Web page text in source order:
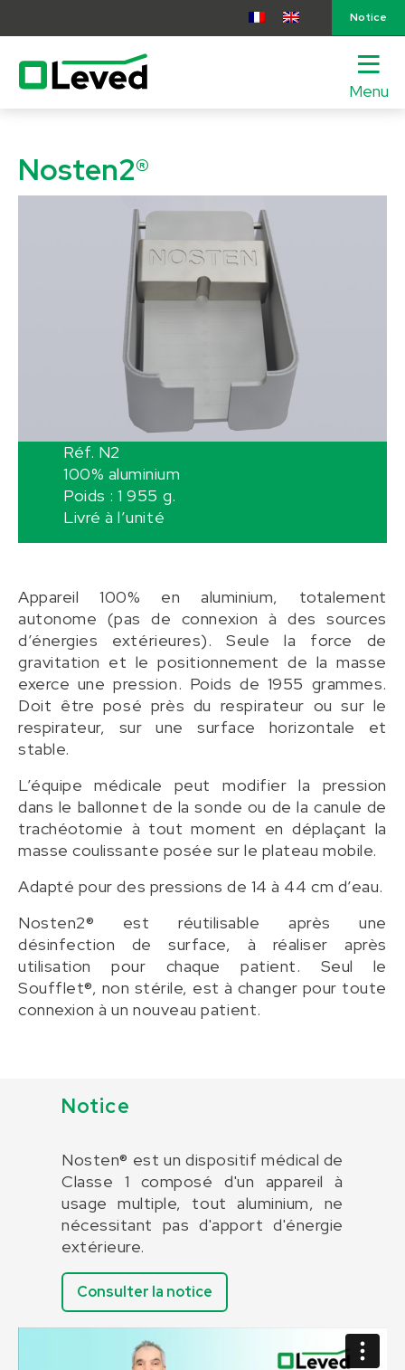
Notice
Menu
Nosten2®
Réf. N2
100% aluminium
Poids : 1 955 g.
Livré à l’unité
Appareil 100% en aluminium, totalement
autonome (pas de connexion à des sources
d’énergies extérieures). Seule la force de
gravitation et le positionnement de la masse
exerce une pression. Poids de 1955 grammes.
Doit être posé près du respirateur ou sur le
respirateur, sur une surface horizontale et
stable.
L’équipe médicale peut modifier la pression
dans le ballonnet de la sonde ou de la canule de
trachéotomie à tout moment en déplaçant la
masse coulissante posée sur le plateau mobile.
Adapté pour des pressions de 14 à 44 cm d’eau.
Nosten2® est réutilisable après une
désinfection de surface, à réaliser après
utilisation pour chaque patient. Seul le
Soufflet®, non stérile, est à changer pour toute
connexion à un nouveau patient.
Notice
Nosten® est un dispositif médical de
Classe 1 composé d'un appareil à
usage multiple, tout aluminium, ne
nécessitant pas d'apport d'énergie
extérieure.
Consulter la notice